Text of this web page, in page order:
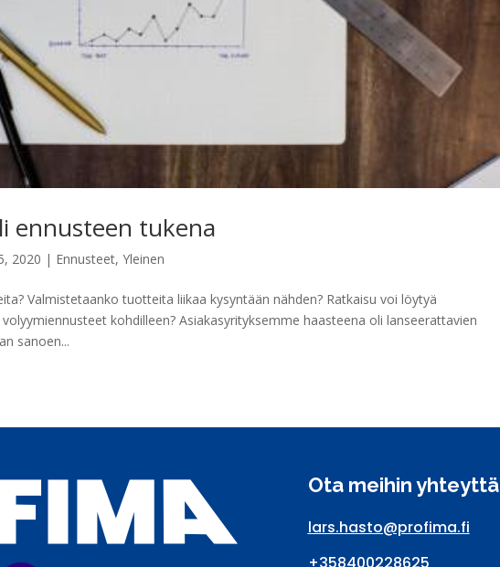
ennusteen tukena
2020 | Ennusteet,Yleinen
Valmistetaanko tuotteita liikaa kysyntään nähden? Ratkaisu voi löytyä
kohdilleen? Asiakasyrityksemme haasteena oli lanseerattavien
sanoen...
Ota meihin yhteyttä
lars.hasto@profima.fi
+358400228625